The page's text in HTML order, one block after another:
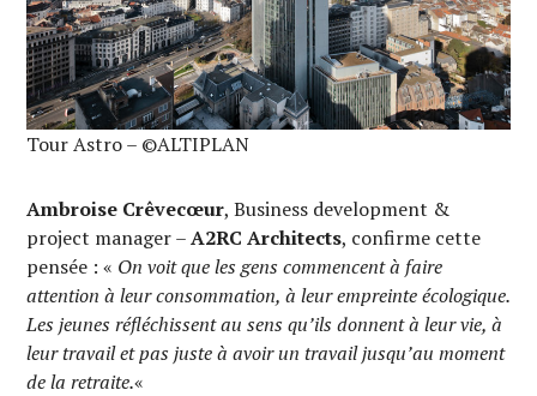
Tour Astro – ©ALTIPLAN
Ambroise Crêvecœur, Business development &
project manager –A2RC Architects, confirme cette
pensée : « On voit que les gens commencent à faire
attention à leur consommation, à leur empreinte écologique.
Les jeunes réfléchissent au sens qu’ils donnent à leur vie, à
leur travail et pas juste à avoir un travail jusqu’au moment
de la retraite.«